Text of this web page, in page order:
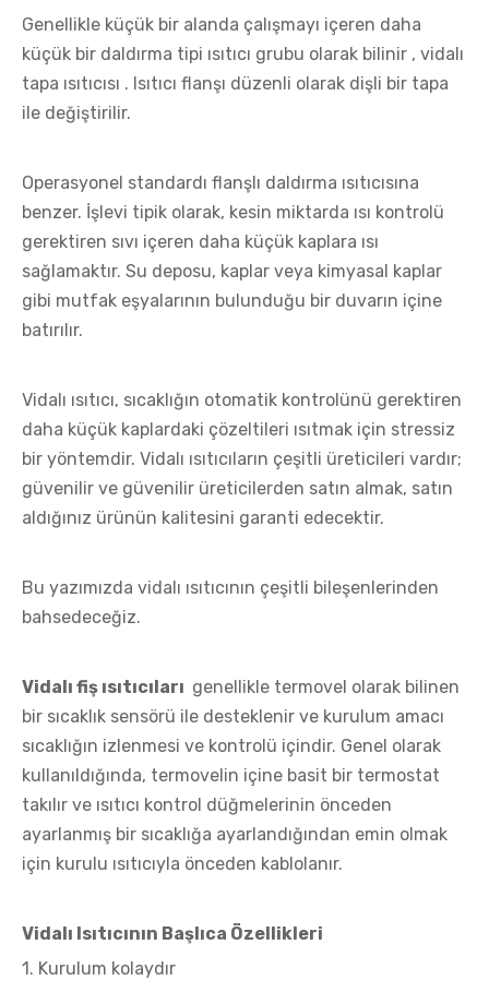
Genellikle küçük bir alanda çalışmayı içeren daha
küçük bir daldırma tipi ısıtıcı grubu olarak bilinir , vidalı
tapa ısıtıcısı . Isıtıcı flanşı düzenli olarak dişli bir tapa
ile değiştirilir.
Operasyonel standardı flanşlı daldırma ısıtıcısına
benzer. İşlevi tipik olarak, kesin miktarda ısı kontrolü
gerektiren sıvı içeren daha küçük kaplara ısı
sağlamaktır. Su deposu, kaplar veya kimyasal kaplar
gibi mutfak eşyalarının bulunduğu bir duvarın içine
batırılır.
Vidalı ısıtıcı, sıcaklığın otomatik kontrolünü gerektiren
daha küçük kaplardaki çözeltileri ısıtmak için stressiz
bir yöntemdir. Vidalı ısıtıcıların çeşitli üreticileri vardır;
güvenilir ve güvenilir üreticilerden satın almak, satın
aldığınız ürünün kalitesini garanti edecektir.
Bu yazımızda vidalı ısıtıcının çeşitli bileşenlerinden
bahsedeceğiz.
Vidalı fiş ısıtıcıları genellikle termovel olarak bilinen
bir sıcaklık sensörü ile desteklenir ve kurulum amacı
sıcaklığın izlenmesi ve kontrolü içindir. Genel olarak
kullanıldığında, termovelin içine basit bir termostat
takılır ve ısıtıcı kontrol düğmelerinin önceden
ayarlanmış bir sıcaklığa ayarlandığından emin olmak
için kurulu ısıtıcıyla önceden kablolanır.
Vidalı Isıtıcının Başlıca Özellikleri
1. Kurulum kolaydır